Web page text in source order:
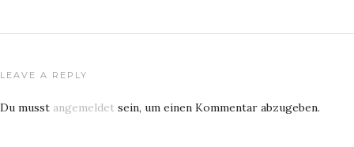
LEAVE A REPLY
Du musst angemeldet sein, um einen Kommentar abzugeben.